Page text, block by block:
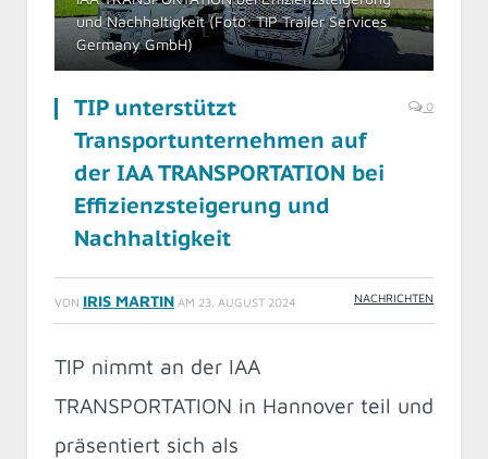
und Nachhaltigkeit (Foto: TIP Trailer Services
Germany GmbH)
TIP unterstützt
Transportunternehmen auf
der IAA TRANSPORTATION bei
Effizienzsteigerung und
Nachhaltigkeit
0
VON IRIS MARTIN AM 23. AUGUST 2024 NACHRICHTEN
TIP nimmt an der IAA
TRANSPORTATION in Hannover teil und
präsentiert sich als